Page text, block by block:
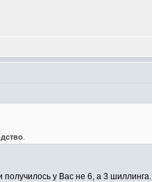
.
получилось у Вас не 6, а 3 шиллинга.